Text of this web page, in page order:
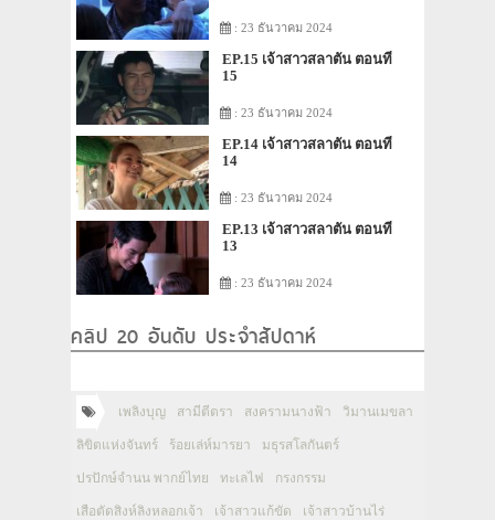
: 23 ธันวาคม 2024
EP.15 เจ้าสาวสลาตัน ตอนที่
15
: 23 ธันวาคม 2024
EP.14 เจ้าสาวสลาตัน ตอนที่
14
: 23 ธันวาคม 2024
EP.13 เจ้าสาวสลาตัน ตอนที่
13
: 23 ธันวาคม 2024
คลิป 20 อันดับ ประจำสัปดาห์
เพลิงบุญ สามีตีตรา สงครามนางฟ้า วิมานเมขลา
ลิขิตแห่งจันทร์ ร้อยเล่ห์มารยา มธุรสโลกันตร์
ปรปักษ์จำนน พากย์ไทย ทะเลไฟ กรงกรรม
เสือตัดสิงห์ลิงหลอกเจ้า เจ้าสาวแก้ขัด เจ้าสาวบ้านไร่